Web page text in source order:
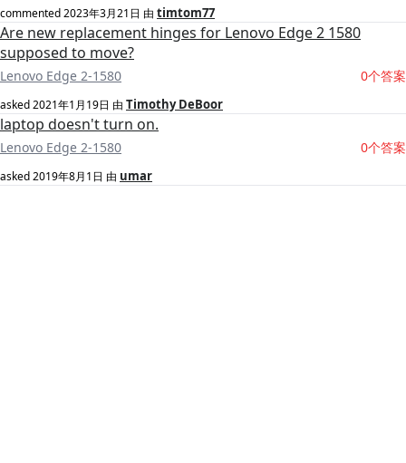
commented2023年3月21日 由 timtom77
Are new replacement hinges for Lenovo Edge 2 1580
supposed to move?
Lenovo Edge 2-1580 0个答案
asked2021年1月19日 由 Timothy DeBoor
laptop doesn't turn on.
Lenovo Edge 2-1580 0个答案
asked2019年8月1日 由 umar